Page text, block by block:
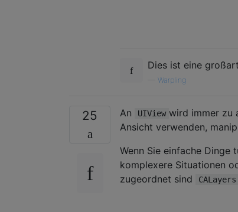
Dies ist eine
Warpling
25 An UIView wird immer zu
Ansicht verwenden,
Wenn Sie einfache Dinge
komplexere Situationen
zugeordnet sind
CALayers